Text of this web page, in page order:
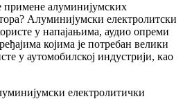
примене алуминијумских
Алуминијумски електролитски
у напајањима, аудио опреми
којима је потребан велики
у аутомобилској индустрији, као
електролитички